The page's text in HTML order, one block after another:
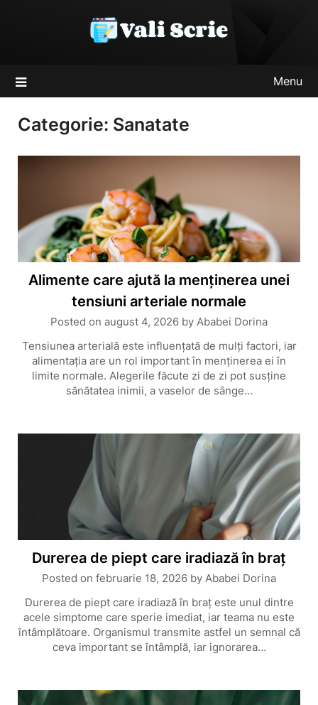
Menu
Categorie: Sanatate
Alimente care ajută la menținerea unei
tensiuni arteriale normale
Posted on august 4, 2026 by Ababei Dorina
Tensiunea arterială este influențată de mulți factori, iar
alimentația are un rol important în menținerea ei în
limite normale. Alegerile făcute zi de zi pot susține
sănătatea inimii, a vaselor de sânge…
Durerea de piept care iradiază în braț
Posted on februarie 18, 2026 by Ababei Dorina
Durerea de piept care iradiază în braț este unul dintre
acele simptome care sperie imediat, iar teama nu este
întâmplătoare. Organismul transmite astfel un semnal că
ceva important se întâmplă, iar ignorarea…